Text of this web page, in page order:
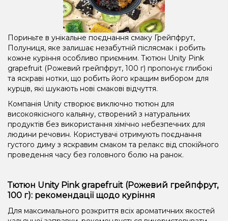
Пориньте в унікальне поєднання смаку Грейпфрут,
Полуниця, яке залишає незабутній післясмак і робить
кожне куріння особливо приємним. Тютюн Unity Pink
grapefruit (Рожевий грейпфрут, 100 г) пропонує глибокі
та яскраві нотки, що робить його кращим вибором для
курців, які шукають нові смакові відчуття.
Компанія Unity створює виключно тютюн для
високоякісного кальяну, створений з натуральних
продуктів без використання хімічно небезпечних для
людини речовин. Користувачі отримують поєднання
густого диму з яскравим смаком та релакс від спокійного
проведення часу без головного болю на ранок.
Тютюн Unity Pink grapefruit (Рожевий грейпфрут,
100 г): рекомендації щодо куріння
Для максимального розкриття всіх ароматичних якостей